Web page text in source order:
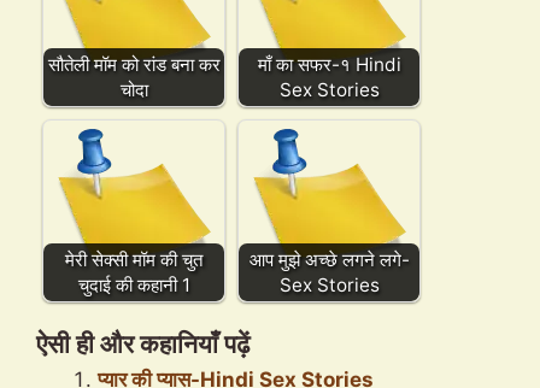
सौतेली मॉम को रांड बना कर
चोदा
माँ का सफर-१ Hindi
Sex Stories
मेरी सेक्सी मॉम की चुत
चुदाई की कहानी 1
आप मुझे अच्छे लगने लगे-
Sex Stories
ऐसी ही और कहानियाँ पढ़ें
प्यार की प्यास-Hindi Sex Stories